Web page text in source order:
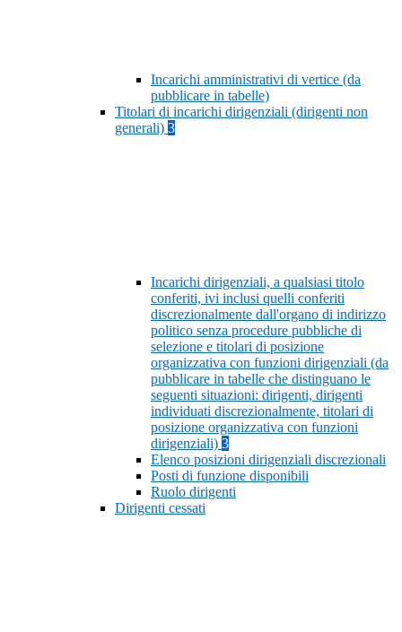
Incarichi amministrativi di vertice (da
pubblicare in tabelle)
Titolari di incarichi dirigenziali (dirigenti non
generali) 3
Incarichi dirigenziali, a qualsiasi titolo
conferiti, ivi inclusi quelli conferiti
discrezionalmente dall'organo di indirizzo
politico senza procedure pubbliche di
selezione e titolari di posizione
organizzativa con funzioni dirigenziali (da
pubblicare in tabelle che distinguano le
seguenti situazioni: dirigenti, dirigenti
individuati discrezionalmente, titolari di
posizione organizzativa con funzioni
dirigenziali) 3
Elenco posizioni dirigenziali discrezionali
Posti di funzione disponibili
Ruolo dirigenti
Dirigenti cessati